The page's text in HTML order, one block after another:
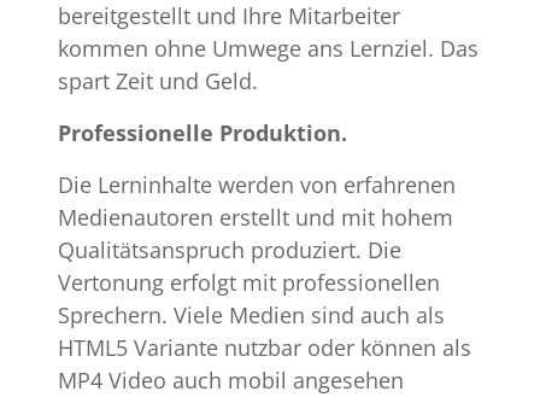
bereitgestellt und Ihre Mitarbeiter
kommen ohne Umwege ans Lernziel. Das
spart Zeit und Geld.
Professionelle Produktion.
Die Lerninhalte werden von erfahrenen
Medienautoren erstellt und mit hohem
Qualitätsanspruch produziert. Die
Vertonung erfolgt mit professionellen
Sprechern. Viele Medien sind auch als
HTML5 Variante nutzbar oder können als
MP4 Video auch mobil angesehen